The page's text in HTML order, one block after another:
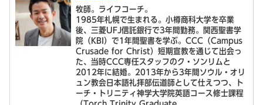
牧師。ライフコーチ。
1985年札幌で生まれる。小樽商科大学を卒業
後、三菱UFJ信託銀行で3年間勤務。関西聖書学
院（KBI）で1年間聖書を学ぶ。CCC（Campus
Crusade for Christ）短期宣教を通じて出会っ
た、当時CCC専任スタッフのク・ソンリムと
2012年に結婚。2013年から3年間ソウル・オリ
ュン教会日本語礼拝部伝道師として仕えつつ、ト
ーチ・トリニティ神学大学院英語コース修士課程